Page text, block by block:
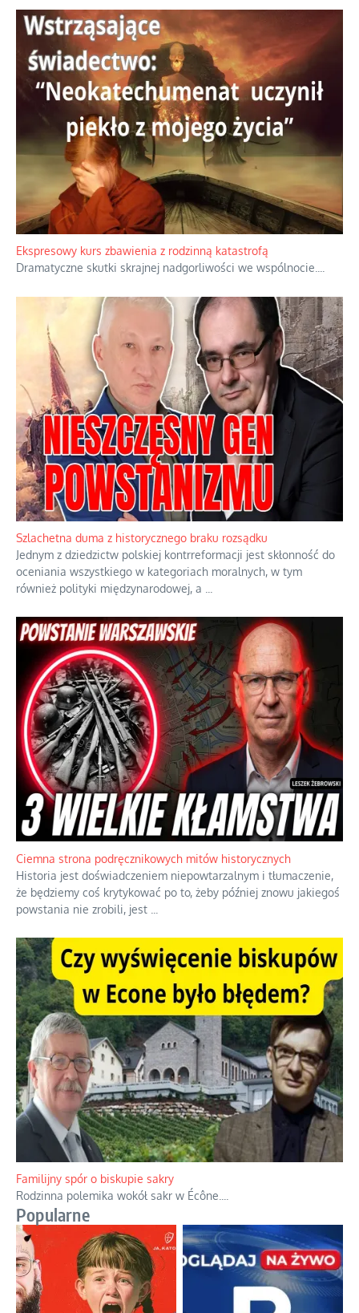
Ekspresowy kurs zbawienia z rodzinną katastrofą
Dramatyczne skutki skrajnej nadgorliwości we wspólnocie.
Szlachetna duma z historycznego braku rozsądku
Jednym z dziedzictw polskiej kontrreformacji jest skłonność do
oceniania wszystkiego w kategoriach moralnych, w tym
również polityki międzynarodowej, a
Ciemna strona podręcznikowych mitów historycznych
Historia jest doświadczeniem niepowtarzalnym i tłumaczenie,
że będziemy coś krytykować po to, żeby później znowu jakiegoś
powstania nie zrobili, jest
Familijny spór o biskupie sakry
Rodzinna polemika wokół sakr w Écône.
Popularne